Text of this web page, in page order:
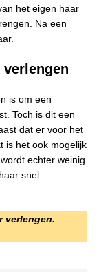
het eigen haar
Na een
verlengen
is om een
Toch is dit een
dat er voor het
is het ook mogelijk
echter weinig
snel
verlengen.